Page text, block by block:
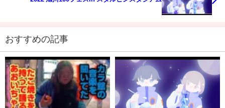
おすすめの記事